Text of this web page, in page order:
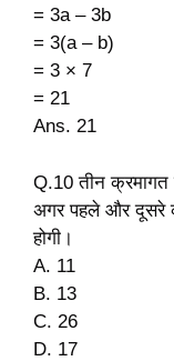
= 3a – 3b
= 3(a – b)
= 3 × 7
= 21
Ans. 21
Q.10 तीन
अगर पहले और दूसरे
होगी।
A. 11
B. 13
C. 26
D. 17